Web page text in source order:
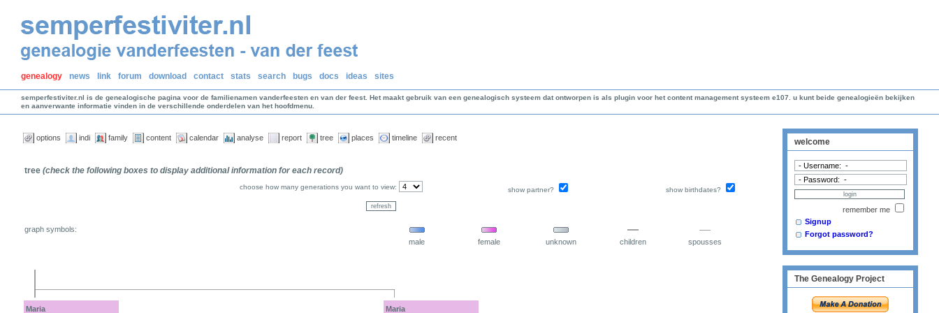
genealogy news link forum download contact stats search bugs docs ideas sites
semperfestiviter.nl is de genealogische pagina voor de familienamen vanderfeesten en van der feest. Het maakt gebruik van een genealogisch systeem dat ontworpen is als plugin voor het content management systeem e107. u kunt beide genealogieën bekijken
en aanverwante informatie vinden in de verschillende onderdelen van het hoofdmenu.
options indi family content calendar analyse report tree places timeline recent
tree (check the following boxes to display additional information for each record)
choose how many generations you want to view: show partner? show birthdates?
graph symbols:
male
female unknown children spousses
Maria
Maria
welcome
remember me
Signup
Forgot password?
The Genealogy Project